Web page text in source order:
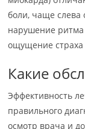
боли, чаще слева
нарушение ритма
ощущение
Какие
Эффективность
правильного
осмотр врача и